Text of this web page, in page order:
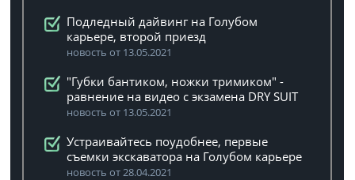
Подледный дайвинг на Голубом
карьере, второй приезд
новость от 13.05.2021
"Губки бантиком, ножки тримиком" -
равнение на видео с экзамена DRY SUIT
новость от 13.05.2021
Устраивайтесь поудобнее, первые
съемки экскаватора на Голубом карьере
новость от 28.04.2021